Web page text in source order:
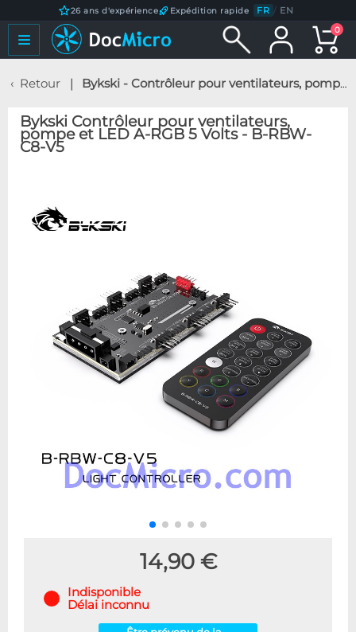
26 ans d'expérience Expédition rapide FR / EN
0
Retour Bykski - Contrôleur pour ventilateurs, pompe et LED A-RGB 5 Volts - B-RBW-C8-V5
Bykski Contrôleur pour ventilateurs,
pompe et LED A-RGB 5 Volts - B-RBW-
C8-V5
14,90 €
Indisponible
Délai inconnu